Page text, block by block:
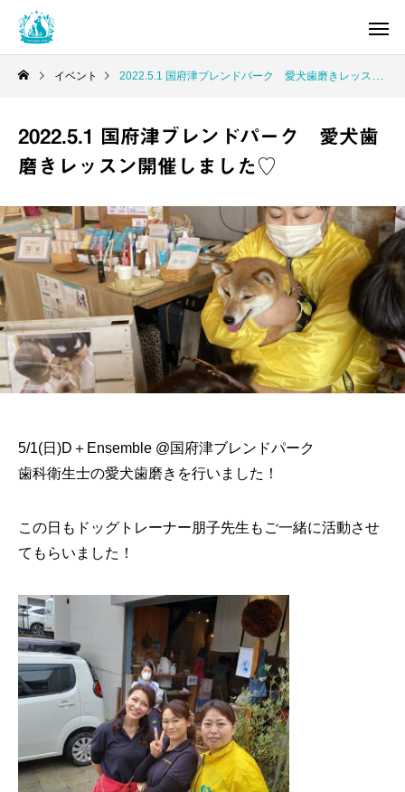
イベント 2022.5.1 国府津ブレンドパーク 愛犬歯磨きレッスン開催しました♡
2022.5.1 国府津ブレンドパーク 愛犬歯
磨きレッスン開催しました♡
5/1(日)D＋Ensemble @国府津ブレンドパーク
歯科衛生士の愛犬歯磨きを行いました！
この日もドッグトレーナー朋子先生もご一緒に活動させ
てもらいました！